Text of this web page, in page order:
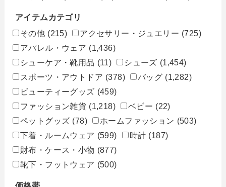
アイテムカテゴリ
その他 (215) アクセサリー・ジュエリー (725)
アパレル・ウェア (1,436)
シューケア・靴用品 (11) シューズ (1,454)
スポーツ・アウトドア (378) バッグ (1,282)
ビューティーグッズ (459)
ファッション雑貨 (1,218) ベビー (22)
ペットグッズ (78) ホームファッション (503)
下着・ルームウェア (599) 時計 (187)
財布・ケース・小物 (877)
靴下・フットウェア (500)